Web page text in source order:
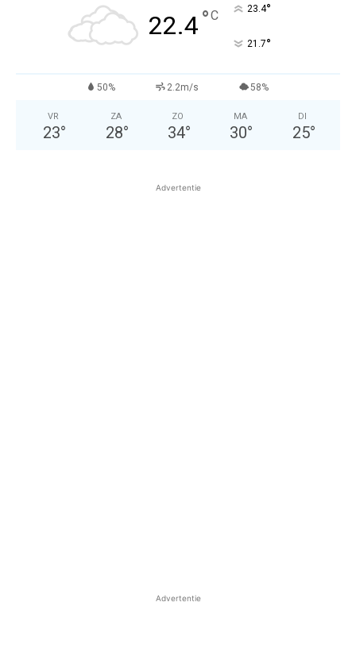
22.4°C 23.4°
21.7°
50% 2.2m/s 58%
VR
23°
ZA
28°
ZO
34°
MA
30°
DI
25°
Advertentie
Advertentie